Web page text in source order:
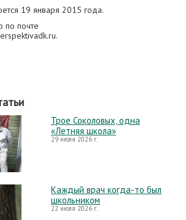
19 января 2015 года.
по почте
Трое Соколовых, одна
«Летняя школа»
29 июля 2026 г.
Каждый врач когда-то был
школьником
22 июля 2026 г.